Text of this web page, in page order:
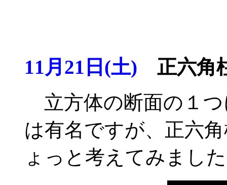
11月21日(土) 正六角
立方体の断面の１
は有名ですが、正六
ょっと考えてみまし